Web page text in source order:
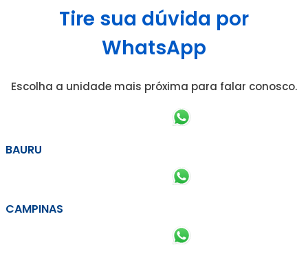
Tire sua dúvida por
WhatsApp
Escolha a unidade mais próxima para falar conosco.
BAURU
CAMPINAS